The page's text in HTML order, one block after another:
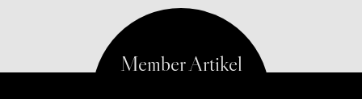
regelrechter Leuchtturm war?